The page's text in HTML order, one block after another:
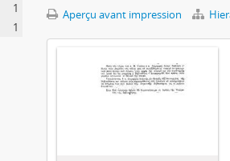
1
1
Aperçu avant impression